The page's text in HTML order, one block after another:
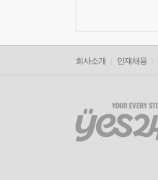
회사소개 인재채용